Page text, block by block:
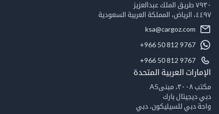
٧٩٣٠ طريق الملك عبدالعزيز
٤٤٩٧، الرياض، المملكة العربية السعودية
ksa@cargoz.com
+966 50 812 9767
+966 50 812 9767
الإمارات العربية المتحدة
مكتب ٣٠٠٨، مبنىA5
دبي ديجيتال بارك
واحة دبي للسيليكون، دبي